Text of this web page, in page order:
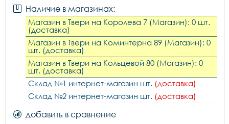
Наличие в магазинах:
Магазин в Твери на Королева 7 (Магазин): 0 шт.
(доставка)
Магазин в Твери на Коминтерна 89 (Магазин): 0
шт. (доставка)
Магазин в Твери на Кольцевой 80 (Магазин): 0
шт. (доставка)
Склад №1 интернет-магазин шт. (доставка)
Склад №2 интернет-магазин шт. (доставка)
добавить в сравнение